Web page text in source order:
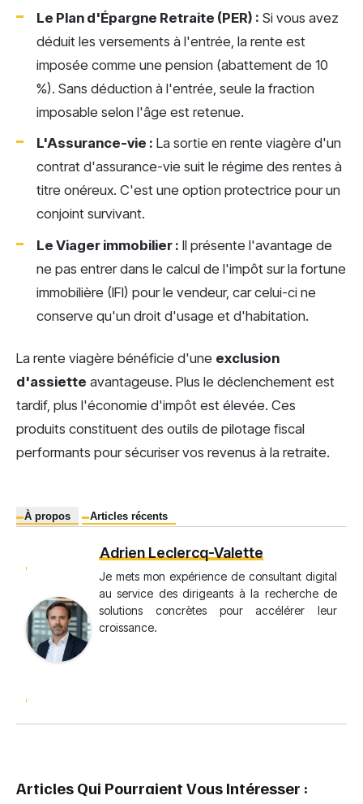
Le Plan d'Épargne Retraite (PER) : Si vous avez
déduit les versements à l'entrée, la rente est
imposée comme une pension (abattement de 10
%). Sans déduction à l'entrée, seule la fraction
imposable selon l'âge est retenue.
L'Assurance-vie : La sortie en rente viagère d'un
contrat d'assurance-vie suit le régime des rentes à
titre onéreux. C'est une option protectrice pour un
conjoint survivant.
Le Viager immobilier : Il présente l'avantage de
ne pas entrer dans le calcul de l'impôt sur la fortune
immobilière (IFI) pour le vendeur, car celui-ci ne
conserve qu'un droit d'usage et d'habitation.
La rente viagère bénéficie d'une exclusion
d'assiette avantageuse. Plus le déclenchement est
tardif, plus l'économie d'impôt est élevée. Ces
produits constituent des outils de pilotage fiscal
performants pour sécuriser vos revenus à la retraite.
À propos Articles récents
Adrien Leclercq-Valette
Je mets mon expérience de consultant digital
au service des dirigeants à la recherche de
solutions concrètes pour accélérer leur
croissance.
Articles Qui Pourraient Vous Intéresser :